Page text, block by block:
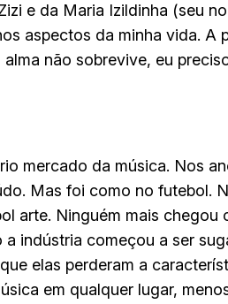
e da Maria Izildinha (seu
aspectos da minha vida. A
não sobrevive, eu
mercado da música. Nos
Mas foi como no futebol.
arte. Ninguém mais chegou
indústria começou a ser
elas perderam a
em qualquer lugar,